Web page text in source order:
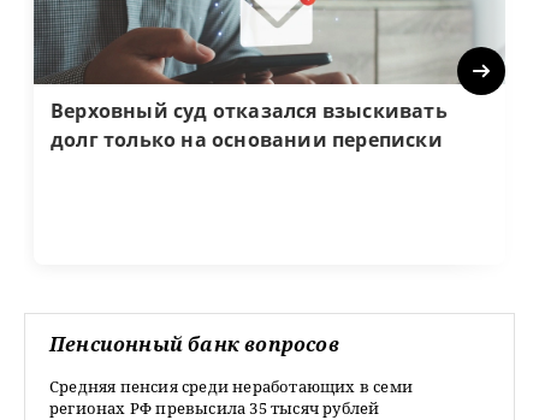
Верховный суд отказался взыскивать
долг только на основании переписки
Next
Пенсионный банк вопросов
Средняя пенсия среди неработающих в семи
регионах РФ превысила 35 тысяч рублей